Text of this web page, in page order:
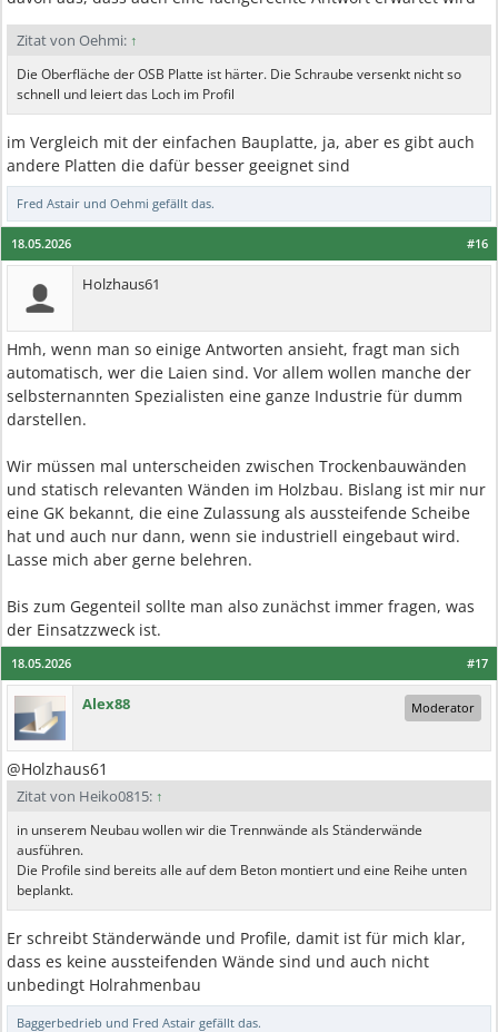
Zitat von Oehmi: ↑
Die Oberfläche der OSB Platte ist härter. Die Schraube versenkt nicht so
schnell und leiert das Loch im Profil
im Vergleich mit der einfachen Bauplatte, ja, aber es gibt auch
andere Platten die dafür besser geeignet sind
Fred Astair und Oehmi gefällt das.
#16
18.05.2026
Holzhaus61
Hmh, wenn man so einige Antworten ansieht, fragt man sich
automatisch, wer die Laien sind. Vor allem wollen manche der
selbsternannten Spezialisten eine ganze Industrie für dumm
darstellen.
Wir müssen mal unterscheiden zwischen Trockenbauwänden
und statisch relevanten Wänden im Holzbau. Bislang ist mir nur
eine GK bekannt, die eine Zulassung als aussteifende Scheibe
hat und auch nur dann, wenn sie industriell eingebaut wird.
Lasse mich aber gerne belehren.
Bis zum Gegenteil sollte man also zunächst immer fragen, was
der Einsatzzweck ist.
#17
18.05.2026
Alex88 Moderator
@Holzhaus61
Zitat von Heiko0815: ↑
in unserem Neubau wollen wir die Trennwände als Ständerwände
ausführen.
Die Profile sind bereits alle auf dem Beton montiert und eine Reihe unten
beplankt.
Er schreibt Ständerwände und Profile, damit ist für mich klar,
dass es keine aussteifenden Wände sind und auch nicht
unbedingt Holrahmenbau
Baggerbedrieb und Fred Astair gefällt das.